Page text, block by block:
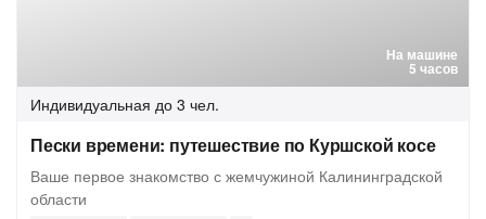
На машине
5 часов
Индивидуальная до 3 чел.
Пески времени: путешествие по Куршской косе
Ваше первое знакомство с жемчужиной Калининградской
области